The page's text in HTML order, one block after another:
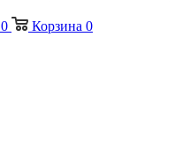
0 Корзина 0